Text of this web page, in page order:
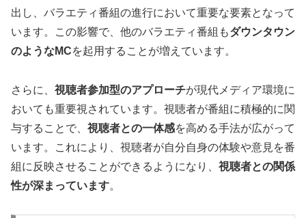
出し、バラエティ番組の進行において重要な要素となって
います。この影響で、他のバラエティ番組もダウンタウン
のようなMCを起用することが増えています。
さらに、 視聴者参加型のアプローチが現代メディア環境に
おいても重要視されています。視聴者が番組に積極的に関
与することで、 視聴者との一体感を高める手法が広がって
います。これにより、視聴者が自分自身の体験や意見を番
組に反映させることができるようになり、 視聴者との関係
性が深まっています。